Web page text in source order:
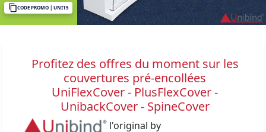
CODE PROMO | UNI15
Profitez des offres du moment sur les
couvertures pré-encollées
UniFlexCover - PlusFlexCover -
UnibackCover - SpineCover
l'original by